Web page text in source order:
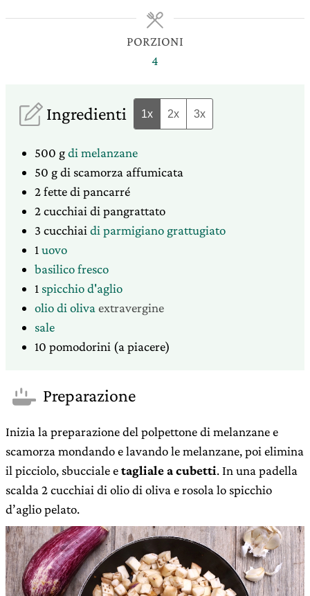
PORZIONI
4
Ingredienti 1x 2x 3x
500 gdi melanzane
50 gdi scamorza affumicata
2fettedi pancarré
2cucchiai di pangrattato
3 cucchiai di parmigiano grattugiato
1 uovo
basilico fresco
1 spicchio d'aglio
olio di oliva extravergine
sale
10 pomodorini (a piacere)
Preparazione
Inizia la preparazione del polpettone di melanzane e
scamorza mondando e lavando le melanzane, poi elimina
il picciolo, sbucciale etagliale a cubetti. In una padella
scalda 2 cucchiai di olio di oliva e rosola lo spicchio
d’aglio pelato.